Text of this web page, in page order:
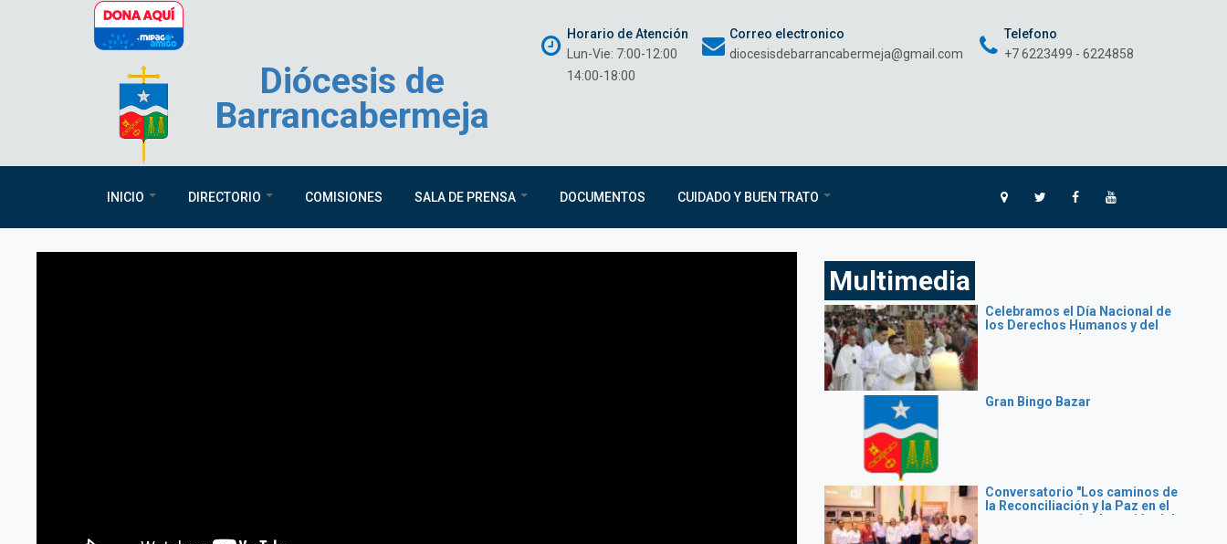
Pasar al contenido principal
Diócesis de
Barrancabermeja
Horario de Atención
Lun-Vie: 7:00-12:00
14:00-18:00
Correo electronico
diocesisdebarrancabermeja@gmail.com
Telefono
+7 6223499 - 6224858
INICIO DIRECTORIO COMISIONES SALA DE PRENSA DOCUMENTOS CUIDADO Y BUEN TRATO
Multimedia
Celebramos el Día Nacional de
los Derechos Humanos y del
santo patrono de nuestra
Gran Bingo Bazar
Conversatorio "Los caminos de
la Reconciliación y la Paz en el
momento que vive la región del